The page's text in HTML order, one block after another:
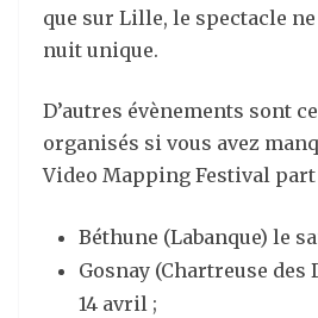
que sur Lille, le spectacle
nuit unique.
D’autres évènements sont
organisés si vous avez
Video Mapping Festival
Béthune (Labanque) le
Gosnay (Chartreuse des
14 avril ;